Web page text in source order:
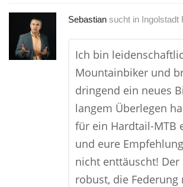
Sebastian sucht in Ingolstadt
Ich bin
Mountainbiker und
dringend ein neues
langem Überlegen
für ein Hardtail-MTB
und eure
nicht enttäuscht! Der
robust, die Federung